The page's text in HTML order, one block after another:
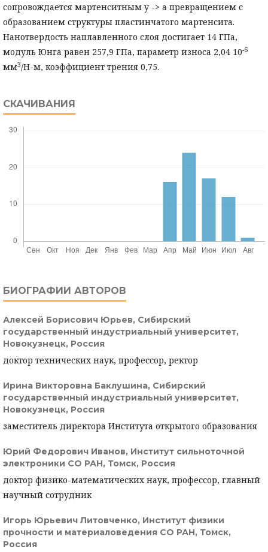
сопровождается мартенситным у -> a превращением с
образованием структуры пластинчатого мартенсита.
Нанотвердость наплавленного слоя достигает 14 ГПа,
модуль Юнга равен 257,9 ГПа, параметр износа 2,04 10-6
мм3/Н-м, коэффициент трения 0,75.
СКАЧИВАНИЯ
БИОГРАФИИ АВТОРОВ
Алексей Борисович Юрьев, Сибирский
государственный индустриальный университет,
Новокузнецк, Россия
доктор технических наук, профессор, ректор
Ирина Викторовна Баклушина, Сибирский
государственный индустриальный университет,
Новокузнецк, Россия
заместитель директора Института открытого образования
Юрий Федорович Иванов, Институт сильноточной
электроники СО РАН, Томск, Россия
доктор физико-математических наук, профессор, главный
научный сотрудник
Игорь Юрьевич Литовченко, Институт физики
прочности и материаловедения СО РАН, Томск,
Россия